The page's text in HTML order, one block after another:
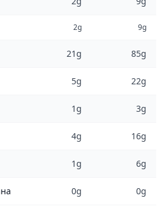
2g 9g
21g 85g
5g 22g
1g 3g
4g 16g
1g 6g
0g 0g